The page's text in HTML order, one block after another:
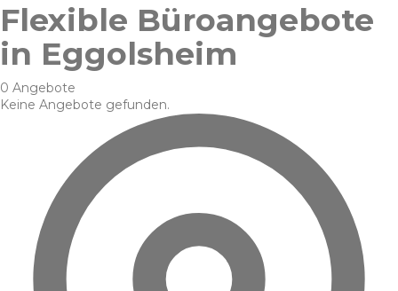
Flexible Büroangebote
in Eggolsheim
0 Angebote
Keine Angebote gefunden.